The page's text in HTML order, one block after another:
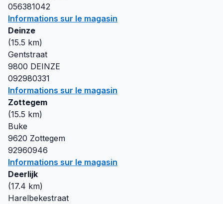
056381042
Informations sur le magasin
Deinze
(15.5 km)
Gentstraat
9800 DEINZE
092980331
Informations sur le magasin
Zottegem
(15.5 km)
Buke
9620 Zottegem
92960946
Informations sur le magasin
Deerlijk
(17.4 km)
Harelbekestraat